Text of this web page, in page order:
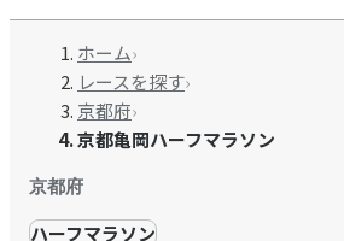
ホーム›
レースを探す›
京都府›
京都亀岡ハーフマラソン
京都府
ハーフマラソン